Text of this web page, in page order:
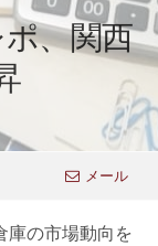
、関西
メール
庫の市場動向を